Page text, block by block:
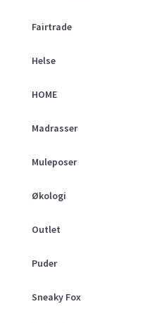
Fairtrade
Helse
HOME
Madrasser
Muleposer
Økologi
Outlet
Puder
Sneaky Fox